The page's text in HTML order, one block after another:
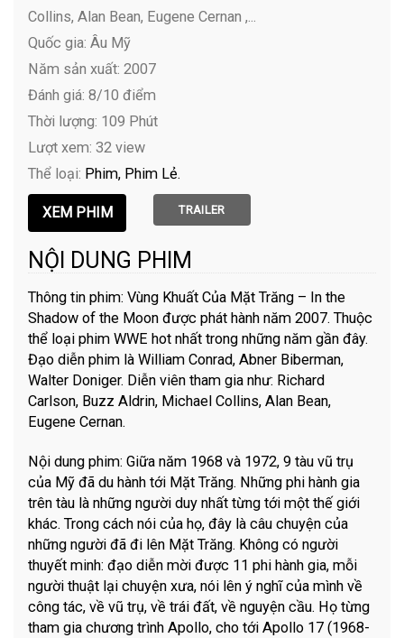
Collins, Alan Bean, Eugene Cernan ,...
Quốc gia: Âu Mỹ
Năm sản xuất: 2007
Đánh giá: 8/10 điểm
Thời lượng: 109 Phút
Lượt xem: 32 view
Thể loại: Phim Phim Lẻ
TRAILER
NỘI DUNG PHIM
Thông tin phim: Vùng Khuất Của Mặt Trăng – In the
Shadow of the Moon được phát hành năm 2007. Thuộc
thể loại phim WWE hot nhất trong những năm gần đây.
Đạo diễn phim là William Conrad, Abner Biberman,
Walter Doniger. Diễn viên tham gia như: Richard
Carlson, Buzz Aldrin, Michael Collins, Alan Bean,
Eugene Cernan.
Nội dung phim: Giữa năm 1968 và 1972, 9 tàu vũ trụ
của Mỹ đã du hành tới Mặt Trăng. Những phi hành gia
trên tàu là những người duy nhất từng tới một thế giới
khác. Trong cách nói của họ, đây là câu chuyện của
những người đã đi lên Mặt Trăng. Không có người
thuyết minh: đạo diễn mời được 11 phi hành gia, mỗi
người thuật lại chuyện xưa, nói lên ý nghĩ của mình về
công tác, về vũ trụ, về trái đất, về nguyện cầu. Họ từng
tham gia chương trình Apollo, cho tới Apollo 17 (1968-